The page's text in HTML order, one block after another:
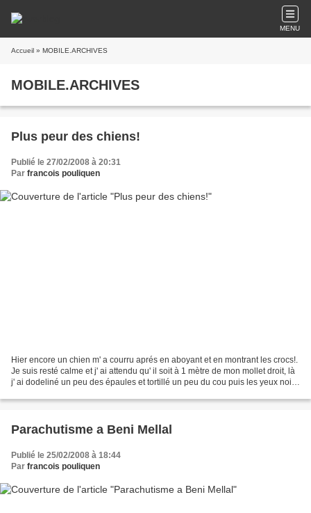
MENU
Accueil » MOBILE.ARCHIVES
MOBILE.ARCHIVES
Plus peur des chiens!
Publié le 27/02/2008 à 20:31
Par francois pouliquen
Hier encore un chien m' a courru aprés en aboyant et en montrant les crocs!.
Je suis resté calme et j' ai attendu qu' il soit à 1 mètre de mon mollet droit, là
j' ai dodeliné un peu des épaules et tortillé un peu du cou puis les yeux noirs
Parachutisme a Beni Mellal
Publié le 25/02/2008 à 18:44
Par francois pouliquen